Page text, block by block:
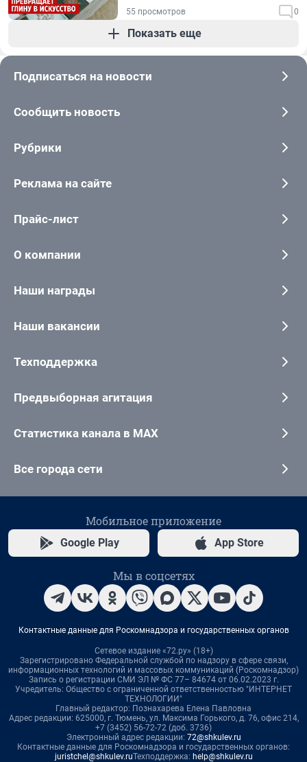
55 просмотров 0
Показать еще
Подписаться на новости
Сообщить новость
Рубрики
Реклама на сайте
Прайс-лист
О компании
Наши награды
Наши вакансии
Техподдержка
Предвыборная агитация
Статистика канала в MAX
Все города сети
Мобильное приложение
Google Play App Store
Мы в соцсетях
Контактные данные для Роскомнадзора и государственных органов
Сетевое издание «72.ру» (18+)
Зарегистрировано Федеральной службой по надзору в сфере связи,
информационных технологий и массовых коммуникаций (Роскомнадзор)
Запись о регистрации СМИ ЭЛ № ФС 77– 84674 от 06.02.2023 г.
Учредитель: Общество с ограниченной ответственностью "ИНТЕРНЕТ
ТЕХНОЛОГИИ"
Главный редактор: Познахарева Елена Павловна
Адрес редакции: 625000, г. Тюмень, ул. Максима Горького, д. 76, офис 214,
+7 (3452) 56-72-72 (доб. 3736)
Электронный адрес редакции: 72@shkulev.ru
Контактные данные для Роскомнадзора и государственных органов:
juristchel@shkulev.ruТехподдержка: help@shkulev.ru